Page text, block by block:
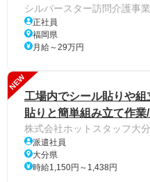
シルバースター訪問介護事
正社員
福岡県
月給～29万円
NEW
工場内でシール貼りや
貼りと簡単組み立て作業
株式会社ホットスタッフ大
派遣社員
大分県
時給1,150円～1,438円